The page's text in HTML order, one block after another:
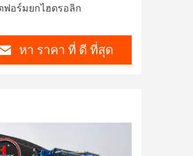
ฟอร์มยกไฮดรอลิก
หา ราคา ที่ ดี ที่สุด